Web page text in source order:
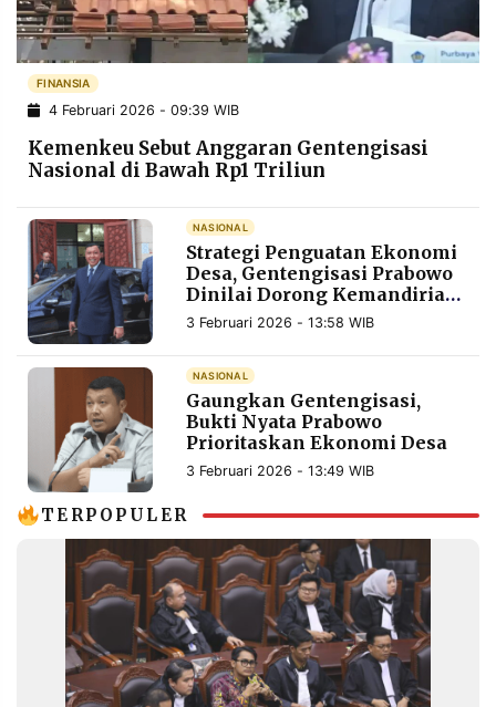
POLICY WARGA
INFORMASI
IKLAN
KIRIM
PENGADUAN TERM
SERVICE
IKUTI
KAMI
PT.
RESOLUSI
MEDIA
PRAMUDITA
FINANSIA
4 Februari 2026 - 09:39 WIB
Kemenkeu Sebut Anggaran Gentengisasi
Nasional di Bawah Rp1 Triliun
NASIONAL
Strategi Penguatan Ekonomi
Desa, Gentengisasi Prabowo
Dinilai Dorong Kemandirian
UMKM Lokal
3 Februari 2026 - 13:58 WIB
NASIONAL
Gaungkan Gentengisasi,
Bukti Nyata Prabowo
Prioritaskan Ekonomi Desa
3 Februari 2026 - 13:49 WIB
TERPOPULER